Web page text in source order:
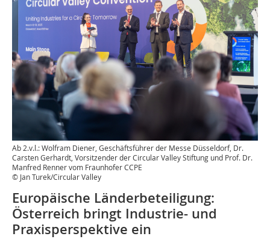
Ab 2.v.l.: Wolfram Diener, Geschäftsführer der Messe Düsseldorf, Dr.
Carsten Gerhardt, Vorsitzender der Circular Valley Stiftung und Prof. Dr.
Manfred Renner vom Fraunhofer CCPE
© Jan Turek/Circular Valley
Europäische Länderbeteiligung:
Österreich bringt Industrie- und
Praxisperspektive ein